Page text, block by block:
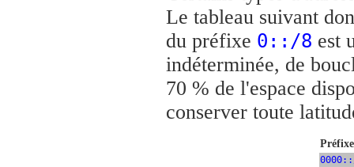
Le tableau suivant
du préfixe 0::/8 est
indéterminée, de
70 % de l'espace
conserver toute